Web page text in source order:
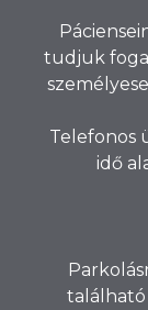
tudjuk
Telefonos
idő